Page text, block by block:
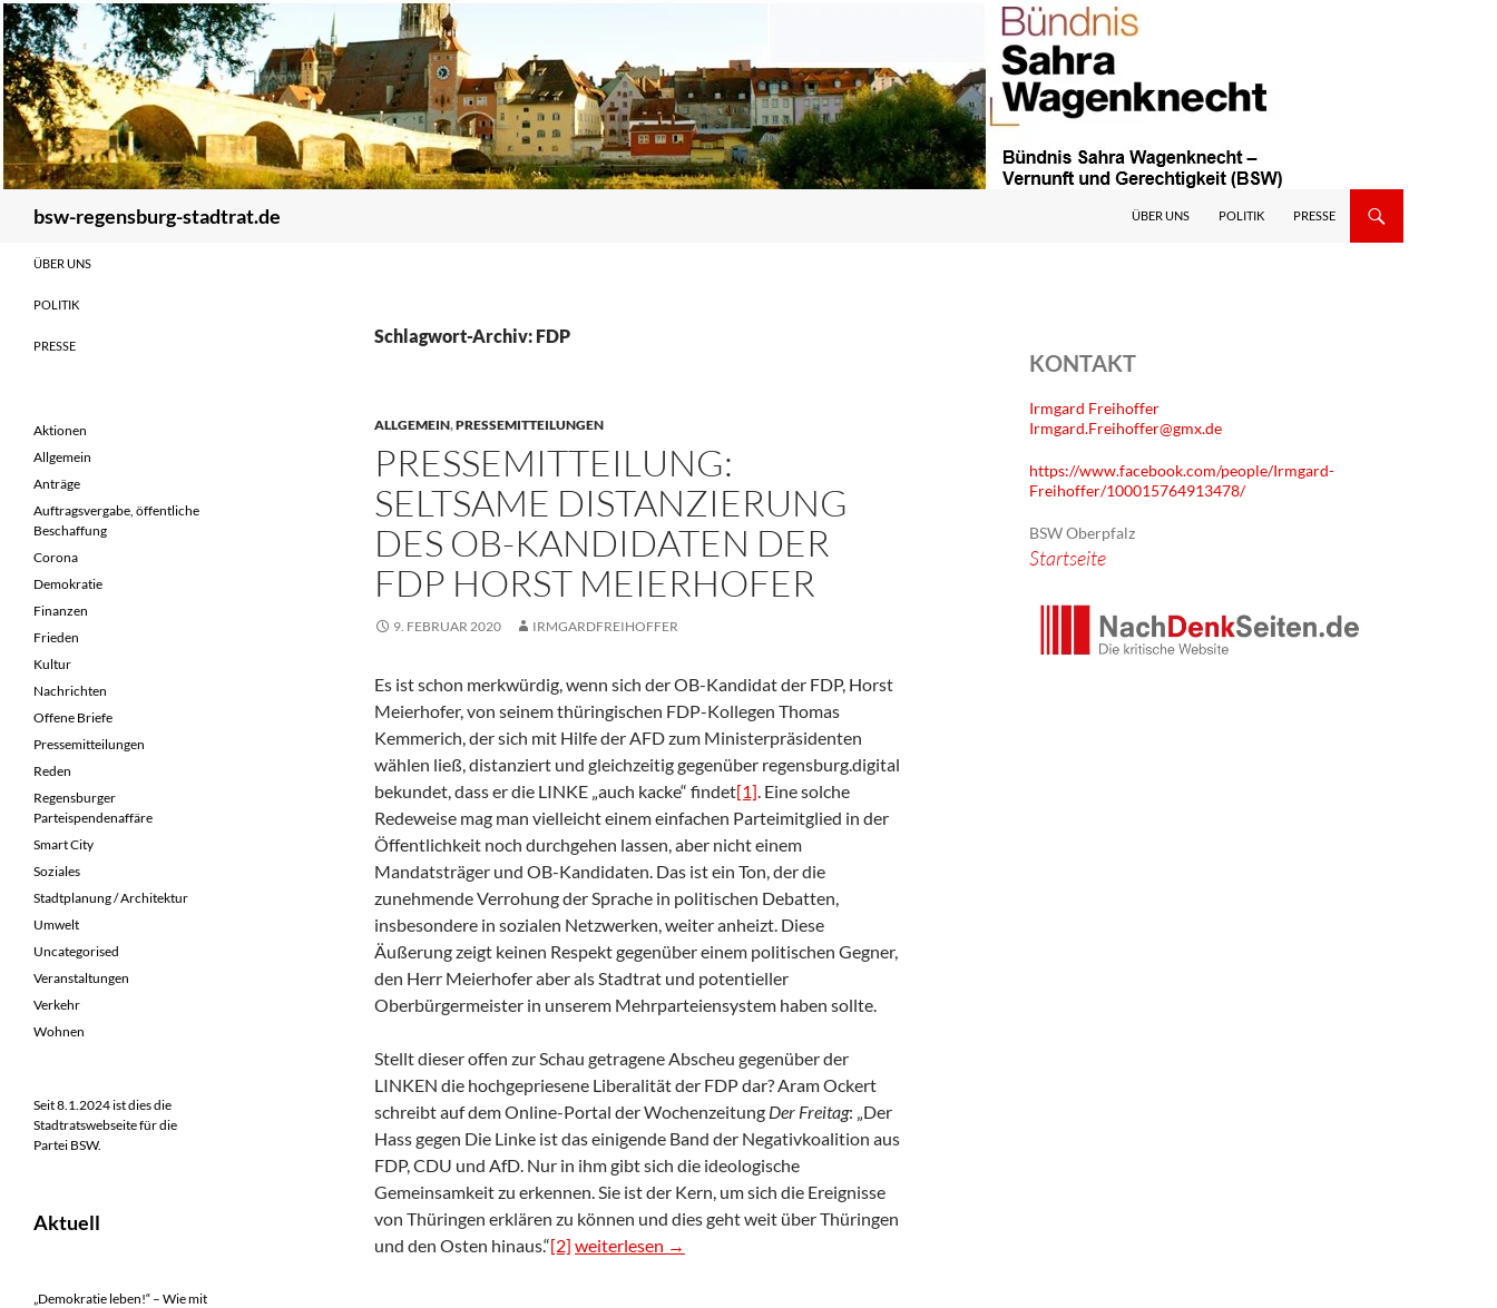
Zum
Inhalt
springen
bsw-regensburg-stadtrat.de ÜBER UNS POLITIK PRESSE
Schlagwort-Archiv: FDP
ALLGEMEIN,PRESSEMITTEILUNGEN
PRESSEMITTEILUNG:
SELTSAME DISTANZIERUNG
DES OB-KANDIDATEN DER
FDP HORST MEIERHOFER
9. FEBRUAR 2020 IRMGARDFREIHOFFER
Es ist schon merkwürdig, wenn sich der OB-Kandidat der FDP, Horst
Meierhofer, von seinem thüringischen FDP-Kollegen Thomas
Kemmerich, der sich mit Hilfe der AFD zum Ministerpräsidenten
wählen ließ, distanziert und gleichzeitig gegenüber regensburg.digital
bekundet, dass er die LINKE „auch kacke“ findet[1]. Eine solche
Redeweise mag man vielleicht einem einfachen Parteimitglied in der
Öffentlichkeit noch durchgehen lassen, aber nicht einem
Mandatsträger und OB-Kandidaten. Das ist ein Ton, der die
zunehmende Verrohung der Sprache in politischen Debatten,
insbesondere in sozialen Netzwerken, weiter anheizt. Diese
Äußerung zeigt keinen Respekt gegenüber einem politischen Gegner,
den Herr Meierhofer aber als Stadtrat und potentieller
Oberbürgermeister in unserem Mehrparteiensystem haben sollte.
Stellt dieser offen zur Schau getragene Abscheu gegenüber der
LINKEN die hochgepriesene Liberalität der FDP dar? Aram Ockert
schreibt auf dem Online-Portal der Wochenzeitung Der Freitag: „Der
Hass gegen Die Linke ist das einigende Band der Negativkoalition aus
FDP, CDU und AfD. Nur in ihm gibt sich die ideologische
Gemeinsamkeit zu erkennen. Sie ist der Kern, um sich die Ereignisse
von Thüringen erklären zu können und dies geht weit über Thüringen
und den Osten hinaus.“[2] Pressemitteilung: Seltsame Distanzierung des OB-Kandidaten der FDP Horst Meierhofer
weiterlesen →
KONTAKT
Irmgard Freihoffer
Irmgard.Freihoffer@gmx.de
https://www.facebook.com/people/Irmgard-
Freihoffer/100015764913478/
BSW Oberpfalz
Startseite
ÜBER UNS
POLITIK
PRESSE
Aktionen
Allgemein
Anträge
Auftragsvergabe, öffentliche
Beschaffung
Corona
Demokratie
Finanzen
Frieden
Kultur
Nachrichten
Offene Briefe
Pressemitteilungen
Reden
Regensburger
Parteispendenaffäre
Smart City
Soziales
Stadtplanung / Architektur
Umwelt
Uncategorised
Veranstaltungen
Verkehr
Wohnen
Seit 8.1.2024 ist dies die
Stadtratswebseite für die
Partei BSW.
Aktuell
„Demokratie leben!“ – Wie mit